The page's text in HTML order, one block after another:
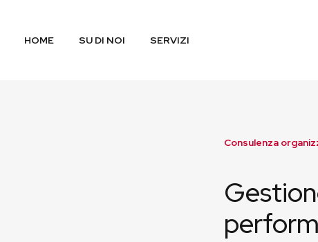
HOME SU DI NOI SERVIZI
Consulenza